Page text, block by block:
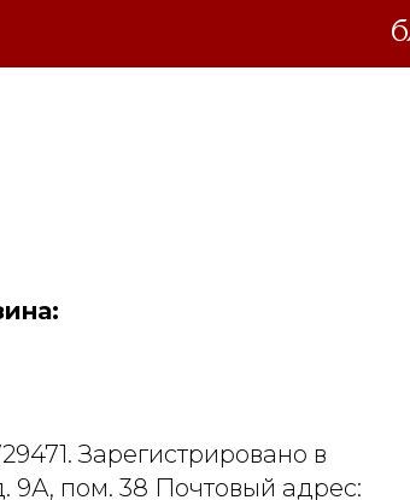
Зарегистрировано в
9А, пом. 38 Почтовый адрес: